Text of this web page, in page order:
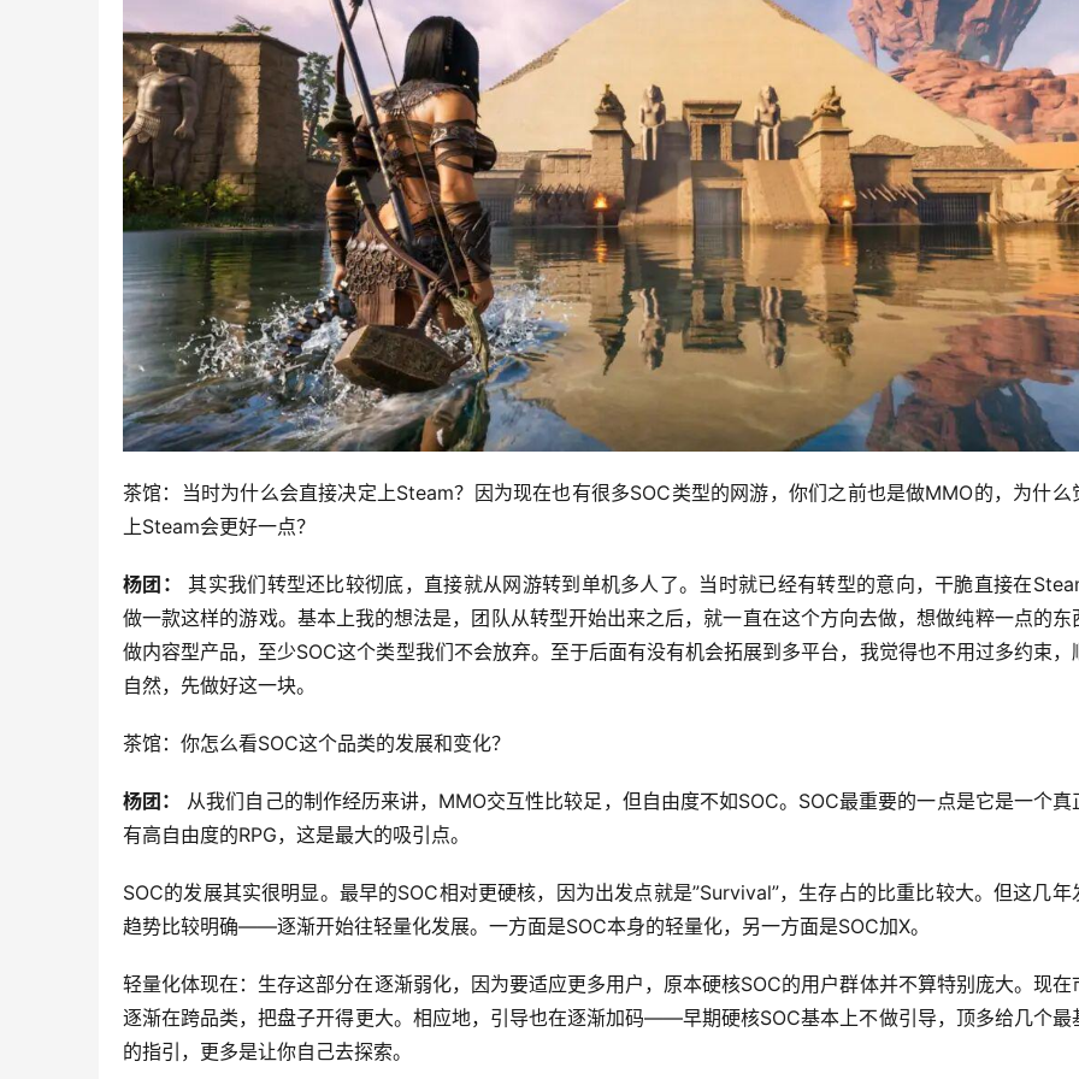
茶馆：当时为什么会直接决定上Steam？因为现在也有很多SOC类型的网游，你们之前也是做MMO的，为什么
上Steam会更好一点？
杨团：
其实我们转型还比较彻底，直接就从网游转到单机多人了。当时就已经有转型的意向，干脆直接在
做一款这样的游戏。基本上我的想法是，团队从转型开始出来之后，就一直在这个方向去做，想做纯粹一点的东
做内容型产品，至少SOC这个类型我们不会放弃。至于后面有没有机会拓展到多平台，我觉得也不用过多约束，
自然，先做好这一块。
茶馆：你怎么看SOC这个品类的发展和变化？
杨团：
从我们自己的制作经历来讲，MMO交互性比较足，但自由度不如SOC。SOC最重要的一点是它是一个真
有高自由度的RPG，这是最大的吸引点。
SOC的发展其实很明显。最早的SOC相对更硬核，因为出发点就是”Survival”，生存占的比重比较大。但这几年
趋势比较明确——逐渐开始往轻量化发展。一方面是SOC本身的轻量化，另一方面是SOC加X。
轻量化体现在：生存这部分在逐渐弱化，因为要适应更多用户，原本硬核SOC的用户群体并不算特别庞大。现在
逐渐在跨品类，把盘子开得更大。相应地，引导也在逐渐加码——早期硬核SOC基本上不做引导，顶多给几个最
的指引，更多是让你自己去探索。